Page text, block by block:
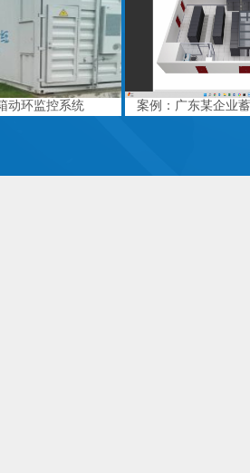
动环监控系统 案例：广东某企业